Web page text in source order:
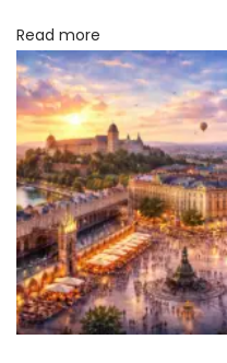
d
ą
,
į
k
a
i
n
ą
į
Read more